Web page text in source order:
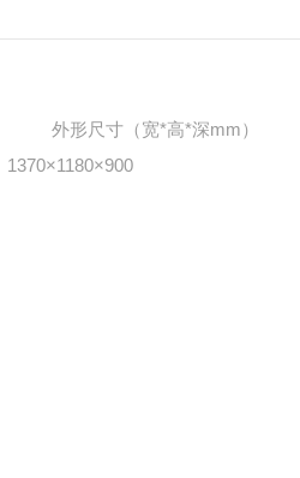
外形尺寸（宽*高*深mm）